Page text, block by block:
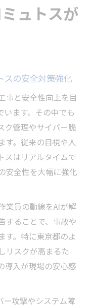
ュトスが
スの安全対策強化
事と安全性向上を目
ます。その中でも
ク管理やサイバー脆
す。従来の目視や人
スはリアルタイムで
安全性を大幅に強化
業員の動線をAIが解
することで、事故や
す。特に東京都のよ
リスクが高まるた
導入が現場の安心感
ー攻撃やシステム障